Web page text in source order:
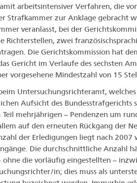
arbeitsintensiver Verfahren, die
Strafkammer zur Anklage gebracht
veranlasst, bei der
Richterstellen, zwei
Die Gerichtskommission hat
Gericht im Verlaufe des sechsten
vorgesehene Mindestzahl von 15
Untersuchungsrichteramt,
Aufsicht des Bundesstrafgerichts
mehrjährigen – Pendenzen um
auf den erneuten Rückgang der
der Erledigungen liegt nach 2007
Die durchschnittliche Anzahl
die vorläufig eingestellten –
in; dies muss als